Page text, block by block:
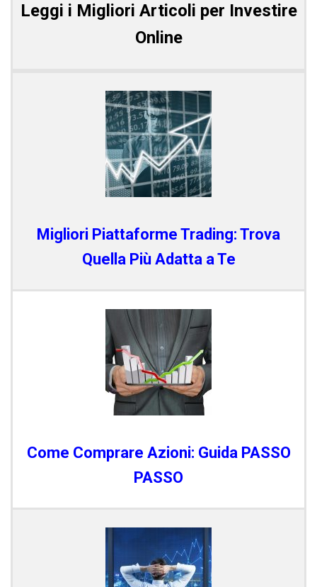
Leggi i Migliori Articoli per Investire
Online
Migliori Piattaforme Trading: Trova
Quella Più Adatta a Te
Come Comprare Azioni: Guida PASSO
PASSO